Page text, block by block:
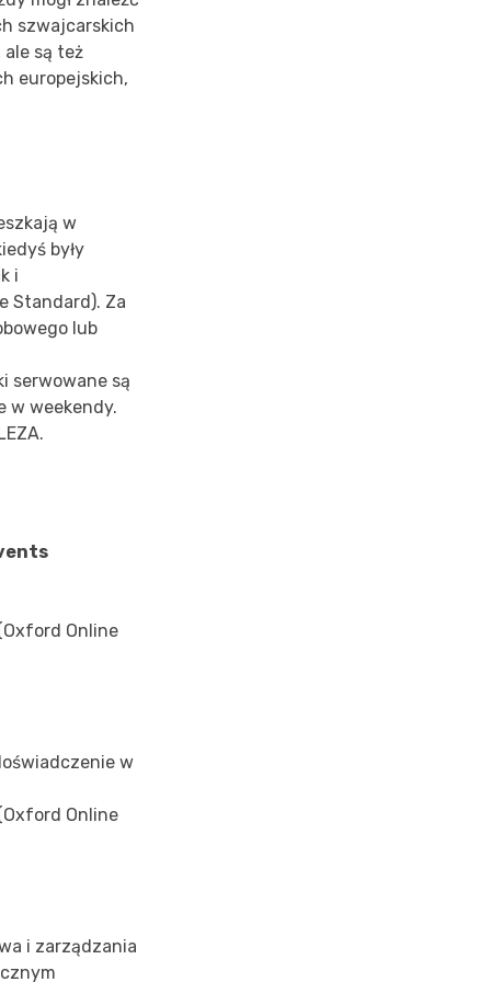
szwajcarskich
są też
europejskich,
w
były
i
Standard). Za
lub
serwowane są
w weekendy.
Online
w
Online
i zarządzania